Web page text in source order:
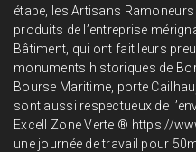
étape, les Artisans
produits de l’entreprise
Bâtiment, qui ont fait leurs
monuments historiques de
Bourse Maritime, porte
sont aussi respectueux de
Excell Zone Verte ® https://
une journée de travail pour